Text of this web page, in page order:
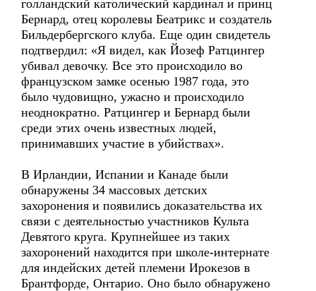
голландский католический кардинал и принц
Бернард, отец королевы Беатрикс и создатель
Бильдербергского клуба. Еще один свидетель
подтвердил: «Я видел, как Йозеф Ратцингер
убивал девочку. Все это происходило во
французском замке осенью 1987 года, это
было чудовищно, ужасно и происходило
неоднократно. Ратцингер и Бернард были
среди этих очень известных людей,
принимавших участие в убийствах».
В Ирландии, Испании и Канаде были
обнаружены 34 массовых детских
захоронения и появились доказательства их
связи с деятельностью участников Культа
Девятого круга. Крупнейшее из таких
захоронений находится при школе-интернате
для индейских детей племени Ирокезов в
Брантфорде, Онтарио. Оно было обнаружено